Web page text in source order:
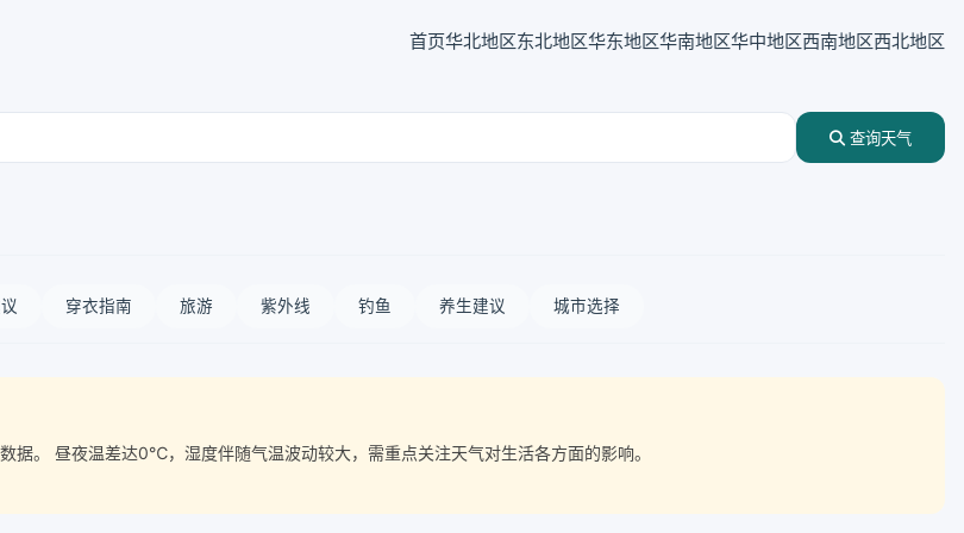
首页华北地区东北地区华东地区华南地区华中地区西南地区西北地区
查询天气
穿衣指南 旅游 紫外线 钓鱼 养生建议 城市选择
。 昼夜温差达0℃，湿度伴随气温波动较大，需重点关注天气对生活各方面的影响。